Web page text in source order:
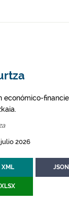
económico-
2026
XML JSON
XLSX